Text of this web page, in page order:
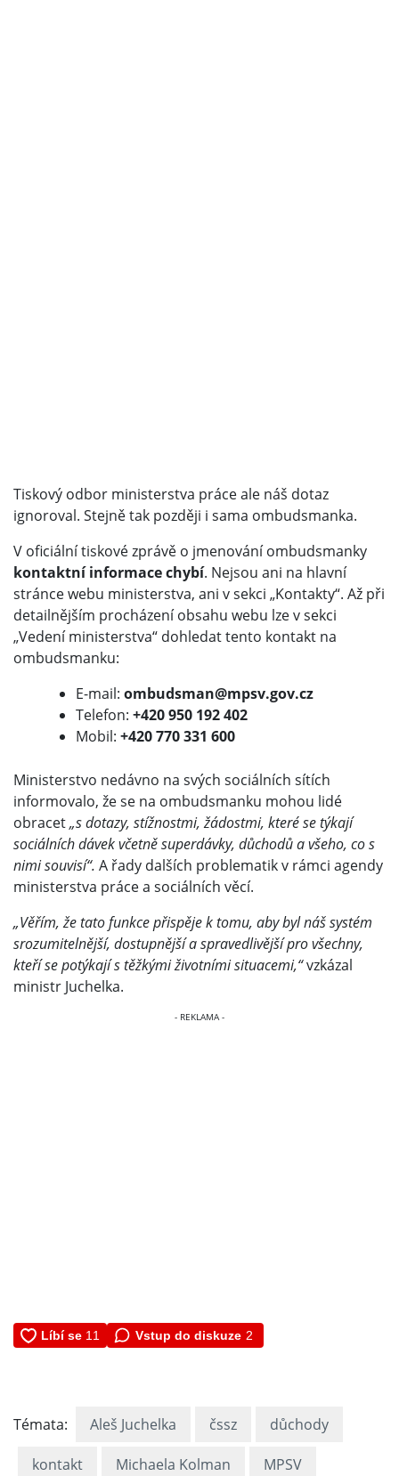
Tiskový odbor ministerstva práce ale náš dotaz
ignoroval. Stejně tak později i sama ombudsmanka.
V oficiální tiskové zprávě o jmenování ombudsmanky
kontaktní informace chybí. Nejsou ani na hlavní
stránce webu ministerstva, ani v sekci „Kontakty“. Až při
detailnějším procházení obsahu webu lze v sekci
„Vedení ministerstva“ dohledat tento kontakt na
ombudsmanku:
E-mail: ombudsman@mpsv.gov.cz
Telefon: +420 950 192 402
Mobil: +420 770 331 600
Ministerstvo nedávno na svých sociálních sítích
informovalo, že se na ombudsmanku mohou lidé
obracet„s dotazy, stížnostmi, žádostmi, které se týkají
sociálních dávek včetně superdávky, důchodů a všeho, co s
nimi souvisí“. A řady dalších problematik v rámci agendy
ministerstva práce a sociálních věcí.
„Věřím, že tato funkce přispěje k tomu, aby byl náš systém
srozumitelnější, dostupnější a spravedlivější pro všechny,
kteří se potýkají s těžkými životními situacemi,“vzkázal
ministr Juchelka.
Vstup do diskuze 2
Témata: Aleš Juchelka čssz důchody
kontakt Michaela Kolman MPSV